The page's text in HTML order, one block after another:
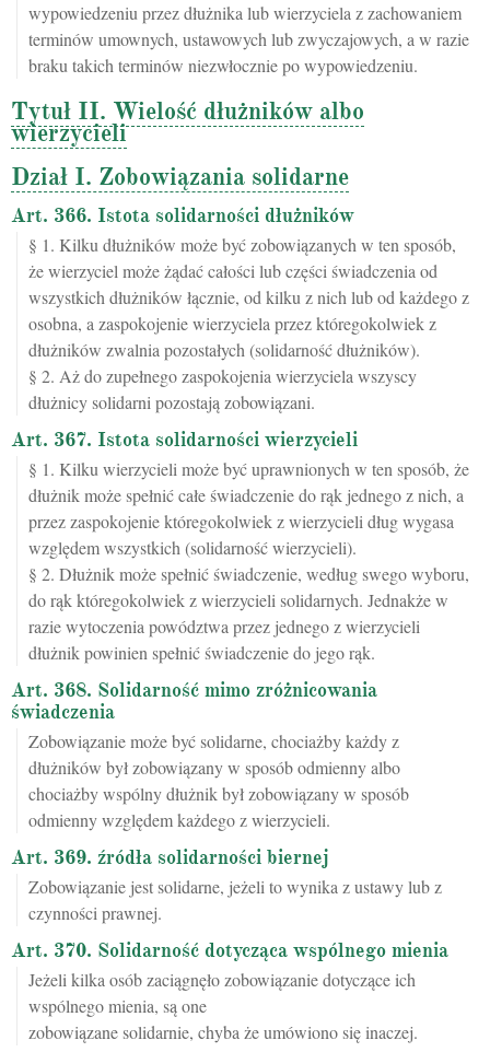
wypowiedzeniu przez dłużnika lub wierzyciela z zachowaniem
terminów umownych, ustawowych lub zwyczajowych, a w razie
braku takich terminów niezwłocznie po wypowiedzeniu.
Tytuł II. Wielość dłużników albo
wierzycieli
Dział I. Zobowiązania solidarne
Art. 366. Istota solidarności dłużników
§ 1. Kilku dłużników może być zobowiązanych w ten sposób,
że wierzyciel może żądać całości lub części świadczenia od
wszystkich dłużników łącznie, od kilku z nich lub od każdego z
osobna, a zaspokojenie wierzyciela przez któregokolwiek z
dłużników zwalnia pozostałych (solidarność dłużników).
§ 2. Aż do zupełnego zaspokojenia wierzyciela wszyscy
dłużnicy solidarni pozostają zobowiązani.
Art. 367. Istota solidarności wierzycieli
§ 1. Kilku wierzycieli może być uprawnionych w ten sposób, że
dłużnik może spełnić całe świadczenie do rąk jednego z nich, a
przez zaspokojenie któregokolwiek z wierzycieli dług wygasa
względem wszystkich (solidarność wierzycieli).
§ 2. Dłużnik może spełnić świadczenie, według swego wyboru,
do rąk któregokolwiek z wierzycieli solidarnych. Jednakże w
razie wytoczenia powództwa przez jednego z wierzycieli
dłużnik powinien spełnić świadczenie do jego rąk.
Art. 368. Solidarność mimo zróżnicowania
świadczenia
Zobowiązanie może być solidarne, chociażby każdy z
dłużników był zobowiązany w sposób odmienny albo
chociażby wspólny dłużnik był zobowiązany w sposób
odmienny względem każdego z wierzycieli.
Art. 369. źródła solidarności biernej
Zobowiązanie jest solidarne, jeżeli to wynika z ustawy lub z
czynności prawnej.
Art. 370. Solidarność dotycząca wspólnego mienia
Jeżeli kilka osób zaciągnęło zobowiązanie dotyczące ich
wspólnego mienia, są one
zobowiązane solidarnie, chyba że umówiono się inaczej.